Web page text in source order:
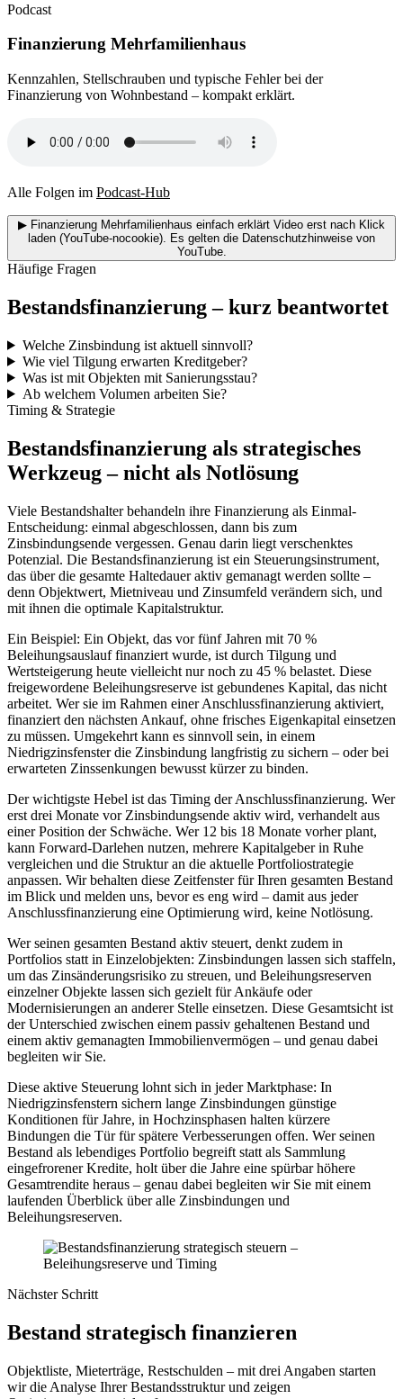
Podcast
Finanzierung Mehrfamilienhaus
Kennzahlen, Stellschrauben und typische Fehler bei der
Finanzierung von Wohnbestand – kompakt erklärt.
Alle Folgen im Podcast-Hub
▶ Finanzierung Mehrfamilienhaus einfach erklärt Video erst nach Klick
laden (YouTube-nocookie). Es gelten die Datenschutzhinweise von
YouTube.
Häufige Fragen
Bestandsfinanzierung – kurz beantwortet
Welche Zinsbindung ist aktuell sinnvoll?
Wie viel Tilgung erwarten Kreditgeber?
Was ist mit Objekten mit Sanierungsstau?
Ab welchem Volumen arbeiten Sie?
Timing & Strategie
Bestandsfinanzierung als strategisches
Werkzeug – nicht als Notlösung
Viele Bestandshalter behandeln ihre Finanzierung als Einmal-
Entscheidung: einmal abgeschlossen, dann bis zum
Zinsbindungsende vergessen. Genau darin liegt verschenktes
Potenzial. Die Bestandsfinanzierung ist ein Steuerungsinstrument,
das über die gesamte Haltedauer aktiv gemanagt werden sollte –
denn Objektwert, Mietniveau und Zinsumfeld verändern sich, und
mit ihnen die optimale Kapitalstruktur.
Ein Beispiel: Ein Objekt, das vor fünf Jahren mit 70 %
Beleihungsauslauf finanziert wurde, ist durch Tilgung und
Wertsteigerung heute vielleicht nur noch zu 45 % belastet. Diese
freigewordene Beleihungsreserve ist gebundenes Kapital, das nicht
arbeitet. Wer sie im Rahmen einer Anschlussfinanzierung aktiviert,
finanziert den nächsten Ankauf, ohne frisches Eigenkapital einsetzen
zu müssen. Umgekehrt kann es sinnvoll sein, in einem
Niedrigzinsfenster die Zinsbindung langfristig zu sichern – oder bei
erwarteten Zinssenkungen bewusst kürzer zu binden.
Der wichtigste Hebel ist das Timing der Anschlussfinanzierung. Wer
erst drei Monate vor Zinsbindungsende aktiv wird, verhandelt aus
einer Position der Schwäche. Wer 12 bis 18 Monate vorher plant,
kann Forward-Darlehen nutzen, mehrere Kapitalgeber in Ruhe
vergleichen und die Struktur an die aktuelle Portfoliostrategie
anpassen. Wir behalten diese Zeitfenster für Ihren gesamten Bestand
im Blick und melden uns, bevor es eng wird – damit aus jeder
Anschlussfinanzierung eine Optimierung wird, keine Notlösung.
Wer seinen gesamten Bestand aktiv steuert, denkt zudem in
Portfolios statt in Einzelobjekten: Zinsbindungen lassen sich staffeln,
um das Zinsänderungsrisiko zu streuen, und Beleihungsreserven
einzelner Objekte lassen sich gezielt für Ankäufe oder
Modernisierungen an anderer Stelle einsetzen. Diese Gesamtsicht ist
der Unterschied zwischen einem passiv gehaltenen Bestand und
einem aktiv gemanagten Immobilienvermögen – und genau dabei
begleiten wir Sie.
Diese aktive Steuerung lohnt sich in jeder Marktphase: In
Niedrigzinsfenstern sichern lange Zinsbindungen günstige
Konditionen für Jahre, in Hochzinsphasen halten kürzere
Bindungen die Tür für spätere Verbesserungen offen. Wer seinen
Bestand als lebendiges Portfolio begreift statt als Sammlung
eingefrorener Kredite, holt über die Jahre eine spürbar höhere
Gesamtrendite heraus – genau dabei begleiten wir Sie mit einem
laufenden Überblick über alle Zinsbindungen und
Beleihungsreserven.
Nächster Schritt
Bestand strategisch finanzieren
Objektliste, Mieterträge, Restschulden – mit drei Angaben starten
wir die Analyse Ihrer Bestandsstruktur und zeigen